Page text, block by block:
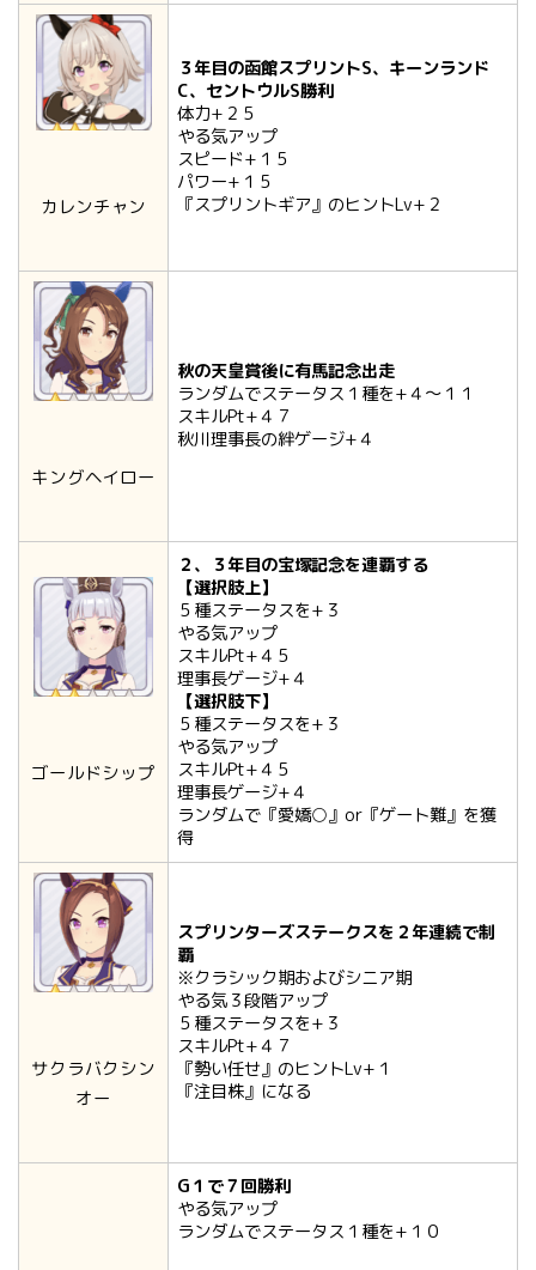
カレンチャン
３年目の函館スプリントS、キーンランド
C、セントウルS勝利
体力+２５
やる気アップ
スピード+１５
パワー+１５
『スプリントギア』のヒントLv+２
キングヘイロー
秋の天皇賞後に有馬記念出走
ランダムでステータス１種を+４～１１
スキルPt+４７
秋川理事長の絆ゲージ+４
ゴールドシップ
２、３年目の宝塚記念を連覇する
【選択肢上】
５種ステータスを+３
やる気アップ
スキルPt+４５
理事長ゲージ+４
【選択肢下】
５種ステータスを+３
やる気アップ
スキルPt+４５
理事長ゲージ+４
ランダムで『愛嬌○』or『ゲート難』を獲
得
サクラバクシン
オー
スプリンターズステークスを２年連続で制
覇
※クラシック期およびシニア期
やる気３段階アップ
５種ステータスを+３
スキルPt+４７
『勢い任せ』のヒントLv+１
『注目株』になる
G１で７回勝利
やる気アップ
ランダムでステータス１種を+１０